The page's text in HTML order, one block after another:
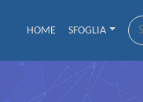
HOME SFOGLIA